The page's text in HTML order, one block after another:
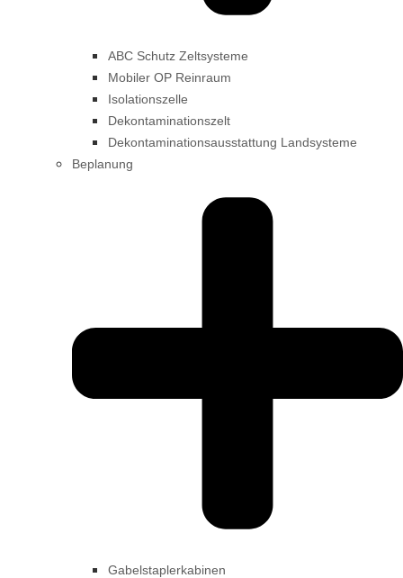
ABC Schutz Zeltsysteme
Mobiler OP Reinraum
Isolationszelle
Dekontaminationszelt
Dekontaminationsausstattung Landsysteme
Beplanung
Gabelstaplerkabinen